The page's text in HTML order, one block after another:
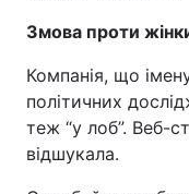
Змова проти
Компанія, що
політичних
теж “у лоб”. Веб-
відшукала.